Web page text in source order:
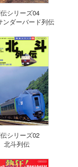
シリーズ04
ンダーバード列伝
シリーズ02
北斗列伝